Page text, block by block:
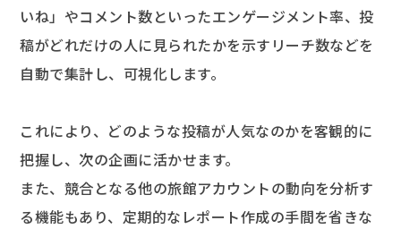
いね」やコメント数といったエンゲージメント率、投
稿がどれだけの人に見られたかを示すリーチ数などを
自動で集計し、可視化します。
これにより、どのような投稿が人気なのかを客観的に
把握し、次の企画に活かせます。
また、競合となる他の旅館アカウントの動向を分析す
る機能もあり、定期的なレポート作成の手間を省きな